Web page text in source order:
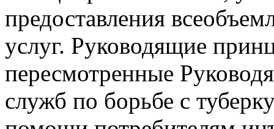
предоставления
услуг. Руководящие
пересмотренные
служб по борьбе с